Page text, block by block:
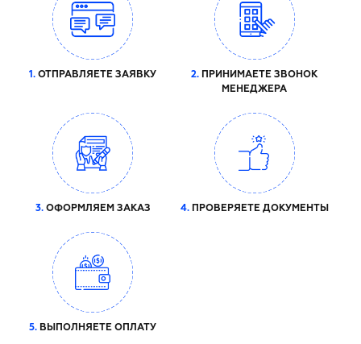
1. ОТПРАВЛЯЕТЕ ЗАЯВКУ 2. ПРИНИМАЕТЕ ЗВОНОК
МЕНЕДЖЕРА
3.ОФОРМЛЯЕМ ЗАКАЗ 4.ПРОВЕРЯЕТЕ ДОКУМЕНТЫ
5. ВЫПОЛНЯЕТЕ ОПЛАТУ